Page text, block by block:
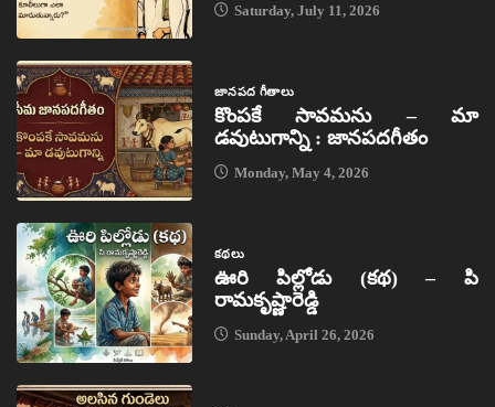
Saturday, July 11, 2026
జానపద గీతాలు
కొంపకే సావమను – మా
డవుటుగాన్ని : జానపదగీతం
Monday, May 4, 2026
కథలు
ఊరి పిల్లోడు (కథ) – పి
రామకృష్ణారెడ్డి
Sunday, April 26, 2026